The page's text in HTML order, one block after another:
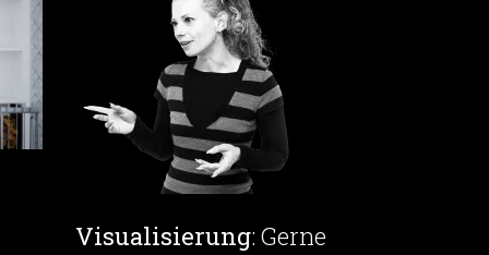
Visualisierung: Gerne